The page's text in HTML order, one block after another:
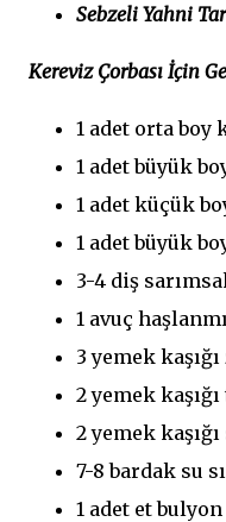
Sebzeli Yahni
Kereviz Çorbası İçin
1 adet orta boy
1 adet büyük
1 adet küçük
1 adet büyük
3-4 diş
1 avuç
3 yemek
2 yemek
2 yemek
7-8 bardak su
1 adet et